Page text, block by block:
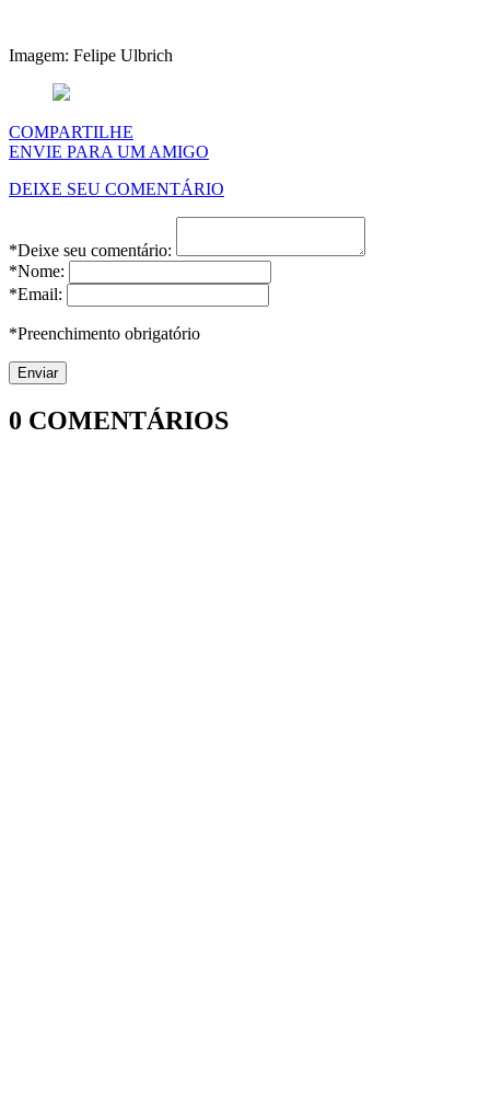
Imagem: Felipe Ulbrich
COMPARTILHE
ENVIE PARA UM AMIGO
DEIXE SEU COMENTÁRIO
*Deixe seu comentário:
*Nome:
*Email:
*Preenchimento obrigatório
0 COMENTÁRIOS